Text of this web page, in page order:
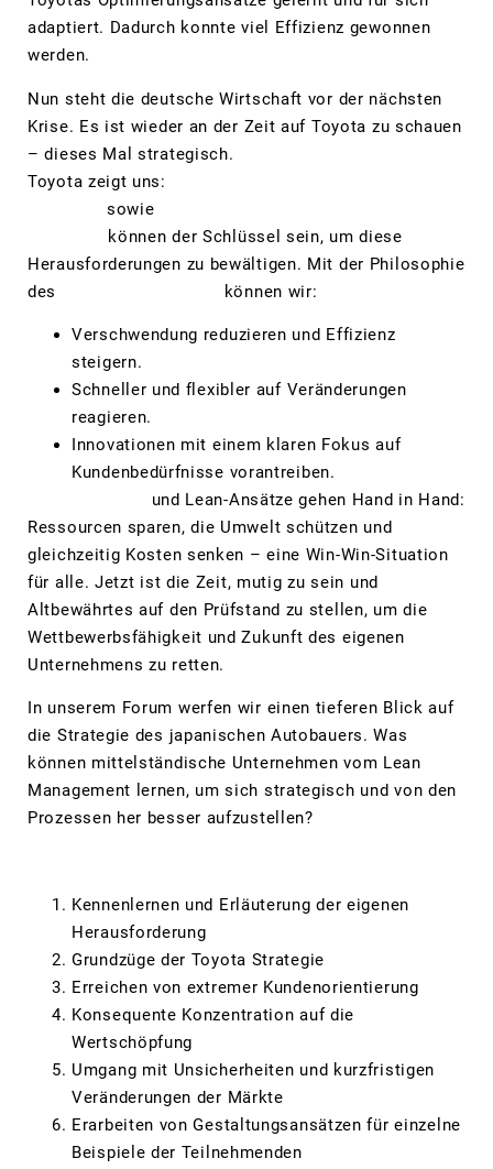
adaptiert. Dadurch konnte viel Effizienz gewonnen
werden.
Nun steht die deutsche Wirtschaft vor der nächsten
Krise. Es ist wieder an der Zeit auf Toyota zu schauen
– dieses Mal strategisch.
Toyota zeigt uns:
sowie
können der Schlüssel sein, um diese
Herausforderungen zu bewältigen. Mit der Philosophie
des
können wir:
Verschwendung reduzieren und Effizienz
steigern.
Schneller und flexibler auf Veränderungen
reagieren.
Innovationen mit einem klaren Fokus auf
Kundenbedürfnisse vorantreiben.
und Lean-Ansätze gehen Hand in Hand:
Ressourcen sparen, die Umwelt schützen und
gleichzeitig Kosten senken – eine Win-Win-Situation
für alle. Jetzt ist die Zeit, mutig zu sein und
Altbewährtes auf den Prüfstand zu stellen, um die
Wettbewerbsfähigkeit und Zukunft des eigenen
Unternehmens zu retten.
In unserem Forum werfen wir einen tieferen Blick auf
die Strategie des japanischen Autobauers. Was
können mittelständische Unternehmen vom Lean
Management lernen, um sich strategisch und von den
Prozessen her besser aufzustellen?
Kennenlernen und Erläuterung der eigenen
Herausforderung
Grundzüge der Toyota Strategie
Erreichen von extremer Kundenorientierung
Konsequente Konzentration auf die
Wertschöpfung
Umgang mit Unsicherheiten und kurzfristigen
Veränderungen der Märkte
Erarbeiten von Gestaltungsansätzen für einzelne
Beispiele der Teilnehmenden